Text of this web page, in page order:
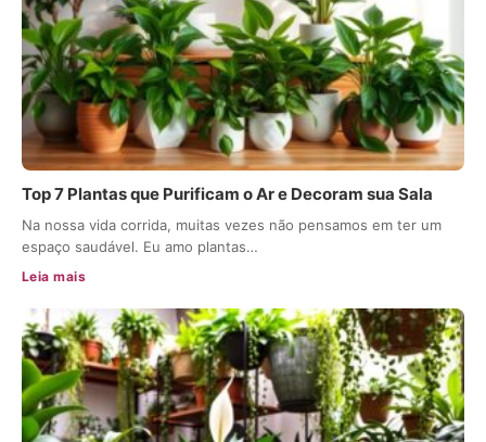
Top 7 Plantas que Purificam o Ar e Decoram sua Sala
Na nossa vida corrida, muitas vezes não pensamos em ter um
espaço saudável. Eu amo plantas…
Leia mais